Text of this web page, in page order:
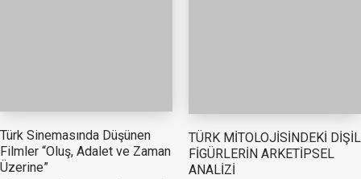
Türk Sinemasında Düşünen
Filmler “Oluş, Adalet ve Zaman
Üzerine”
TÜRK MİTOLOJİSİNDEKİ DİŞİL
FİGÜRLERİN ARKETİPSEL
ANALİZİ